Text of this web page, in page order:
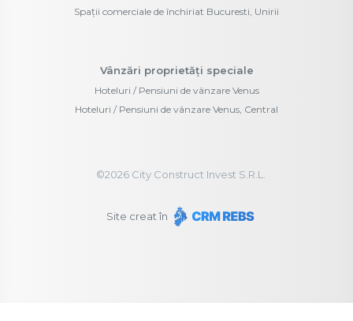
Spații comerciale de închiriat Bucuresti, Unirii
Vânzări proprietăți speciale
Hoteluri / Pensiuni de vânzare Venus
Hoteluri / Pensiuni de vânzare Venus, Central
©2026City Construct Invest S.R.L.
Site creat în